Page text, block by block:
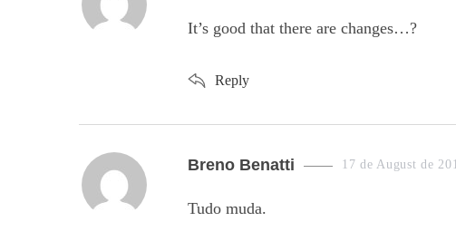
y
:
It’s good that there are changes…?
Reply
s
y
Breno Benatti 17 de August de
Tudo muda.